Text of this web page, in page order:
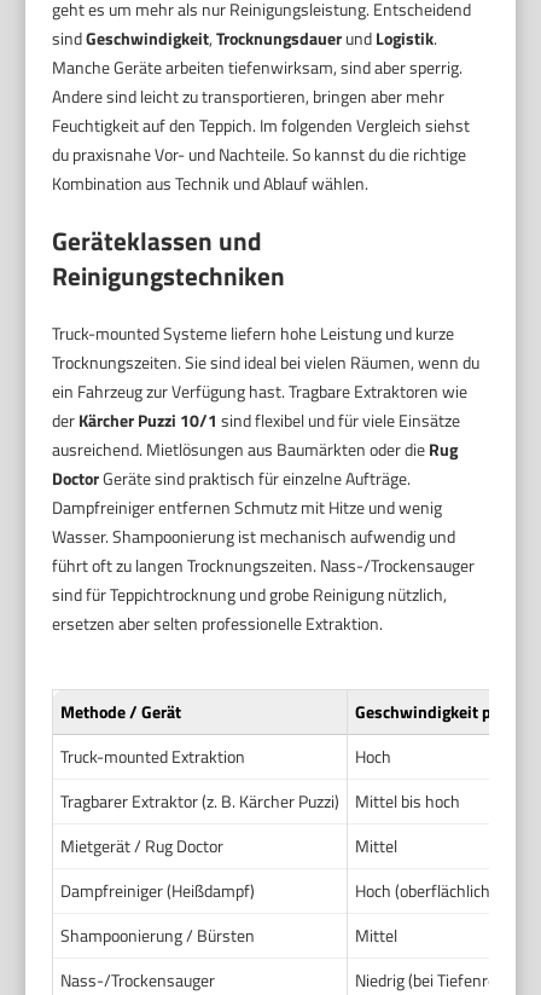
geht es um mehr als nur Reinigungsleistung. Entscheidend
sindGeschwindigkeit,TrocknungsdauerundLogistik.
Manche Geräte arbeiten tiefenwirksam, sind aber sperrig.
Andere sind leicht zu transportieren, bringen aber mehr
Feuchtigkeit auf den Teppich. Im folgenden Vergleich siehst
du praxisnahe Vor- und Nachteile. So kannst du die richtige
Kombination aus Technik und Ablauf wählen.
Geräteklassen und
Reinigungstechniken
Truck-mounted Systeme liefern hohe Leistung und kurze
Trocknungszeiten. Sie sind ideal bei vielen Räumen, wenn du
ein Fahrzeug zur Verfügung hast. Tragbare Extraktoren wie
derKärcher Puzzi 10/1 sind flexibel und für viele Einsätze
ausreichend. Mietlösungen aus Baumärkten oder dieRug
DoctorGeräte sind praktisch für einzelne Aufträge.
Dampfreiniger entfernen Schmutz mit Hitze und wenig
Wasser. Shampoonierung ist mechanisch aufwendig und
führt oft zu langen Trocknungszeiten. Nass-/Trockensauger
sind für Teppichtrocknung und grobe Reinigung nützlich,
ersetzen aber selten professionelle Extraktion.
Methode / Gerät
Geschwindigkeit pro
Truck-mounted Extraktion
Hoch
Tragbarer Extraktor (z. B. Kärcher Puzzi)
Mittel bis hoch
Mietgerät / Rug Doctor
Mittel
Dampfreiniger (Heißdampf)
Hoch (oberflächlich)
Shampoonierung / Bürsten
Mittel
Nass-/Trockensauger
Niedrig (bei